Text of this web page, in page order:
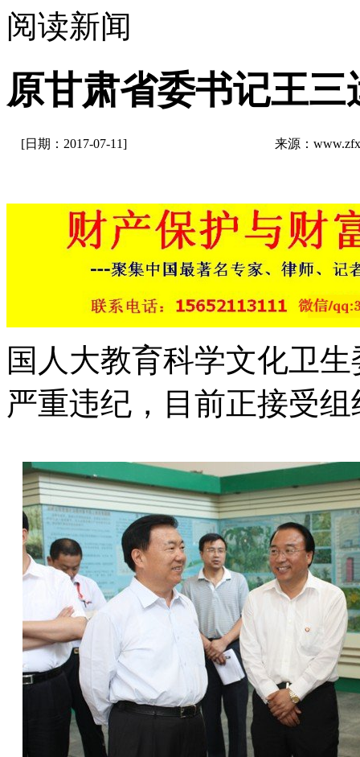
阅读新闻
原甘肃省委书记王三
[日期：2017-07-11] 来源：
国人大教育科学文化卫
严重违纪，目前正接受